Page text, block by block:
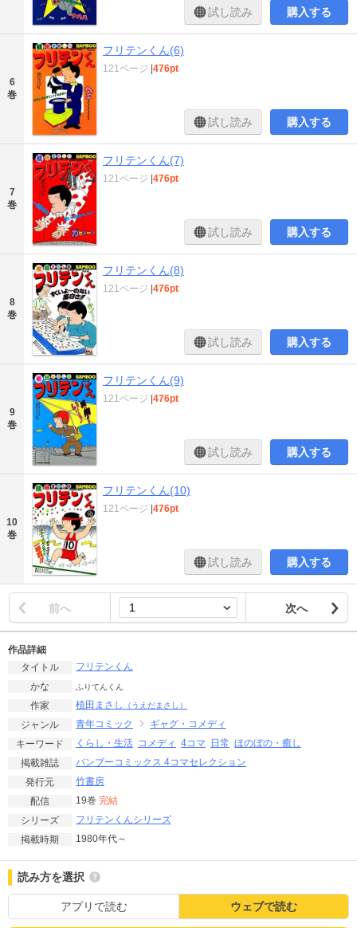
試し読み 購入する
6
巻
フリテンくん(6)
121ページ 476pt
試し読み 購入する
7
巻
フリテンくん(7)
121ページ 476pt
試し読み 購入する
8
巻
フリテンくん(8)
121ページ 476pt
試し読み 購入する
9
巻
フリテンくん(9)
121ページ 476pt
試し読み 購入する
10
巻
フリテンくん(10)
121ページ 476pt
試し読み 購入する
前へ 次へ
作品詳細
タイトル
フリテンくん
かな
ふりてんくん
作家 植田まさし （うえだまさし）
ジャンル 青年コミック
ギャグ・コメディ
キーワード
くらし・生活 コメディ 4コマ 日常 ほのぼの・癒し
掲載雑誌
バンブーコミックス 4コマセレクション
発行元
竹書房
配信
19巻 完結
シリーズ
フリテンくんシリーズ
掲載時期
1980年代～
読み方を選択
アプリで読む ウェブで読む